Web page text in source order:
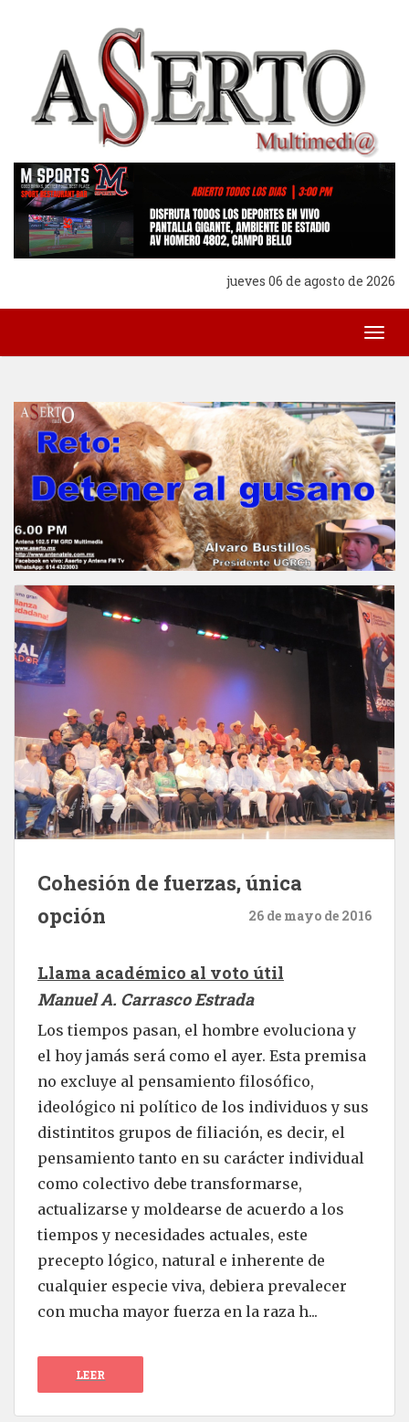
jueves 06 de agosto de 2026
Cohesión de fuerzas, única
opción
26 de mayo de 2016
Llama académico al voto útil
Manuel A. Carrasco Estrada
Los tiempos pasan, el hombre evoluciona y
el hoy jamás será como el ayer. Esta premisa
no excluye al pensamiento filosófico,
ideológico ni político de los individuos y sus
distintitos grupos de filiación, es decir, el
pensamiento tanto en su carácter individual
como colectivo debe transformarse,
actualizarse y moldearse de acuerdo a los
tiempos y necesidades actuales, este
precepto lógico, natural e inherente de
cualquier especie viva, debiera prevalecer
con mucha mayor fuerza en la raza h...
LEER